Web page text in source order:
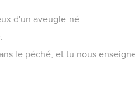
d'un aveugle-né.
le péché, et tu nous